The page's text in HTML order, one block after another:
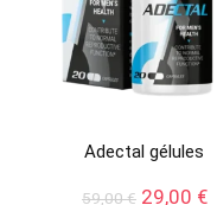
Adectal gélules
59,00€ Le
29,00 €Le